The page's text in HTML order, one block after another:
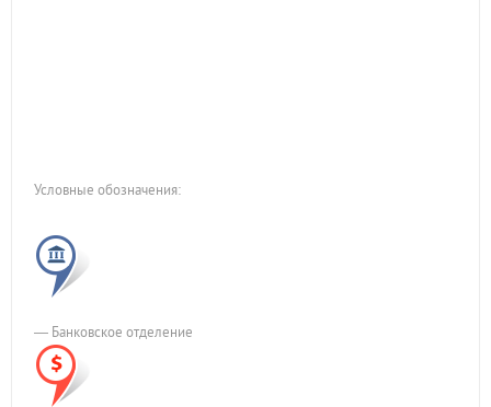
Условные обозначения:
— Банковское отделение